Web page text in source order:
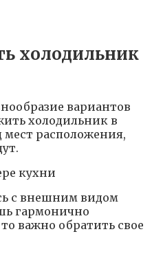
холодильник
вариантов
холодильник в
мест расположения,
с внешним видом
гармонично
важно обратить свое